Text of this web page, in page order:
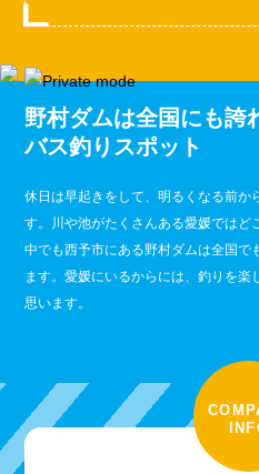
野村ダムは全国にも誇
バス釣りスポット
休日は早起きをして、明るくなる前か
す。川や池がたくさんある愛媛ではど
中でも西予市にある野村ダムは全国で
ます。愛媛にいるからには、釣りを楽
思います。